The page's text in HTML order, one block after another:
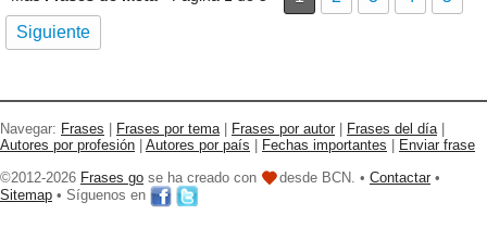
Siguiente
Navegar: Frases Frases por tema| Frases por autor Frases del día|
Autores por profesión
Autores por país Fechas importantes
Enviar frase
©2012-2026 Frases go se ha creado con desde BCN. • Contactar •
Sitemap • Síguenos en